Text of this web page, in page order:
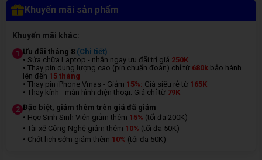
Khuyến mãi sản phẩm
Khuyến mãi khác:
1 Ưu đãi tháng 8 (Chi tiết)
• Sửa chữa Laptop - nhận ngay ưu đãi trị giá 250K
• Thay pin dung lượng cao (pin chuẩn đoán) chỉ từ 680k bảo hành
lên đến 15 tháng
• Thay pin iPhone Vmas - Giảm 15%: Giá siêu rẻ từ 165K
• Thay kính - màn hình điện thoại: Giá chỉ từ 79K
2 Đặc biệt, giảm thêm trên giá đã giảm
• Học Sinh Sinh Viên giảm thêm 15% (tối đa 200K)
• Tài xế Công Nghệ giảm thêm 10% (tối đa 50K)
• Chốt lịch sớm giảm thêm 10% (tối đa 50K)